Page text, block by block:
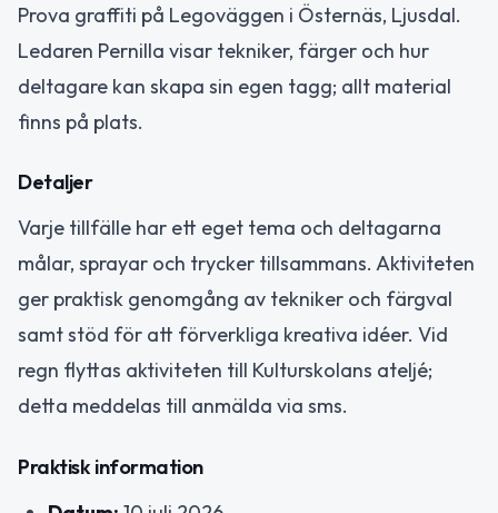
Prova graffiti på Legoväggen i Östernäs, Ljusdal.
Ledaren Pernilla visar tekniker, färger och hur
deltagare kan skapa sin egen tagg; allt material
finns på plats.
Detaljer
Varje tillfälle har ett eget tema och deltagarna
målar, sprayar och trycker tillsammans. Aktiviteten
ger praktisk genomgång av tekniker och färgval
samt stöd för att förverkliga kreativa idéer. Vid
regn flyttas aktiviteten till Kulturskolans ateljé;
detta meddelas till anmälda via sms.
Praktisk information